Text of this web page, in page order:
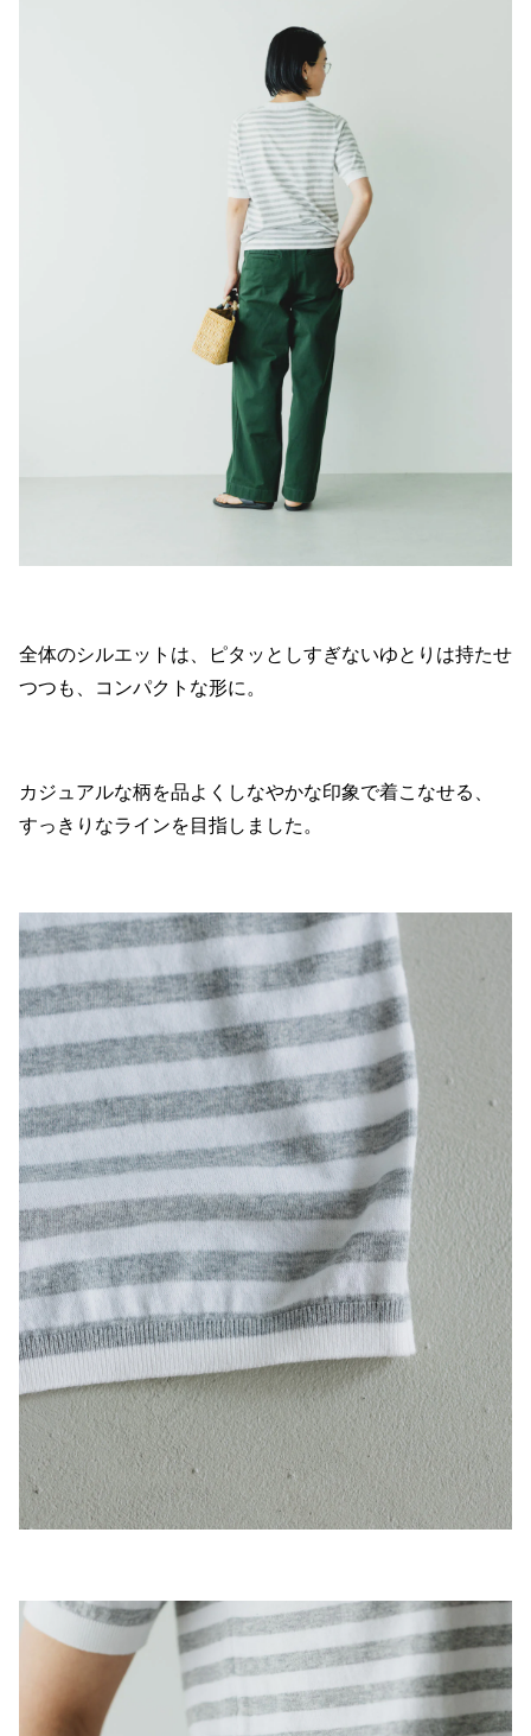
全体のシルエットは、ピタッとしすぎないゆとりは持たせ
つつも、コンパクトな形に。
カジュアルな柄を品よくしなやかな印象で着こなせる、
すっきりなラインを目指しました。